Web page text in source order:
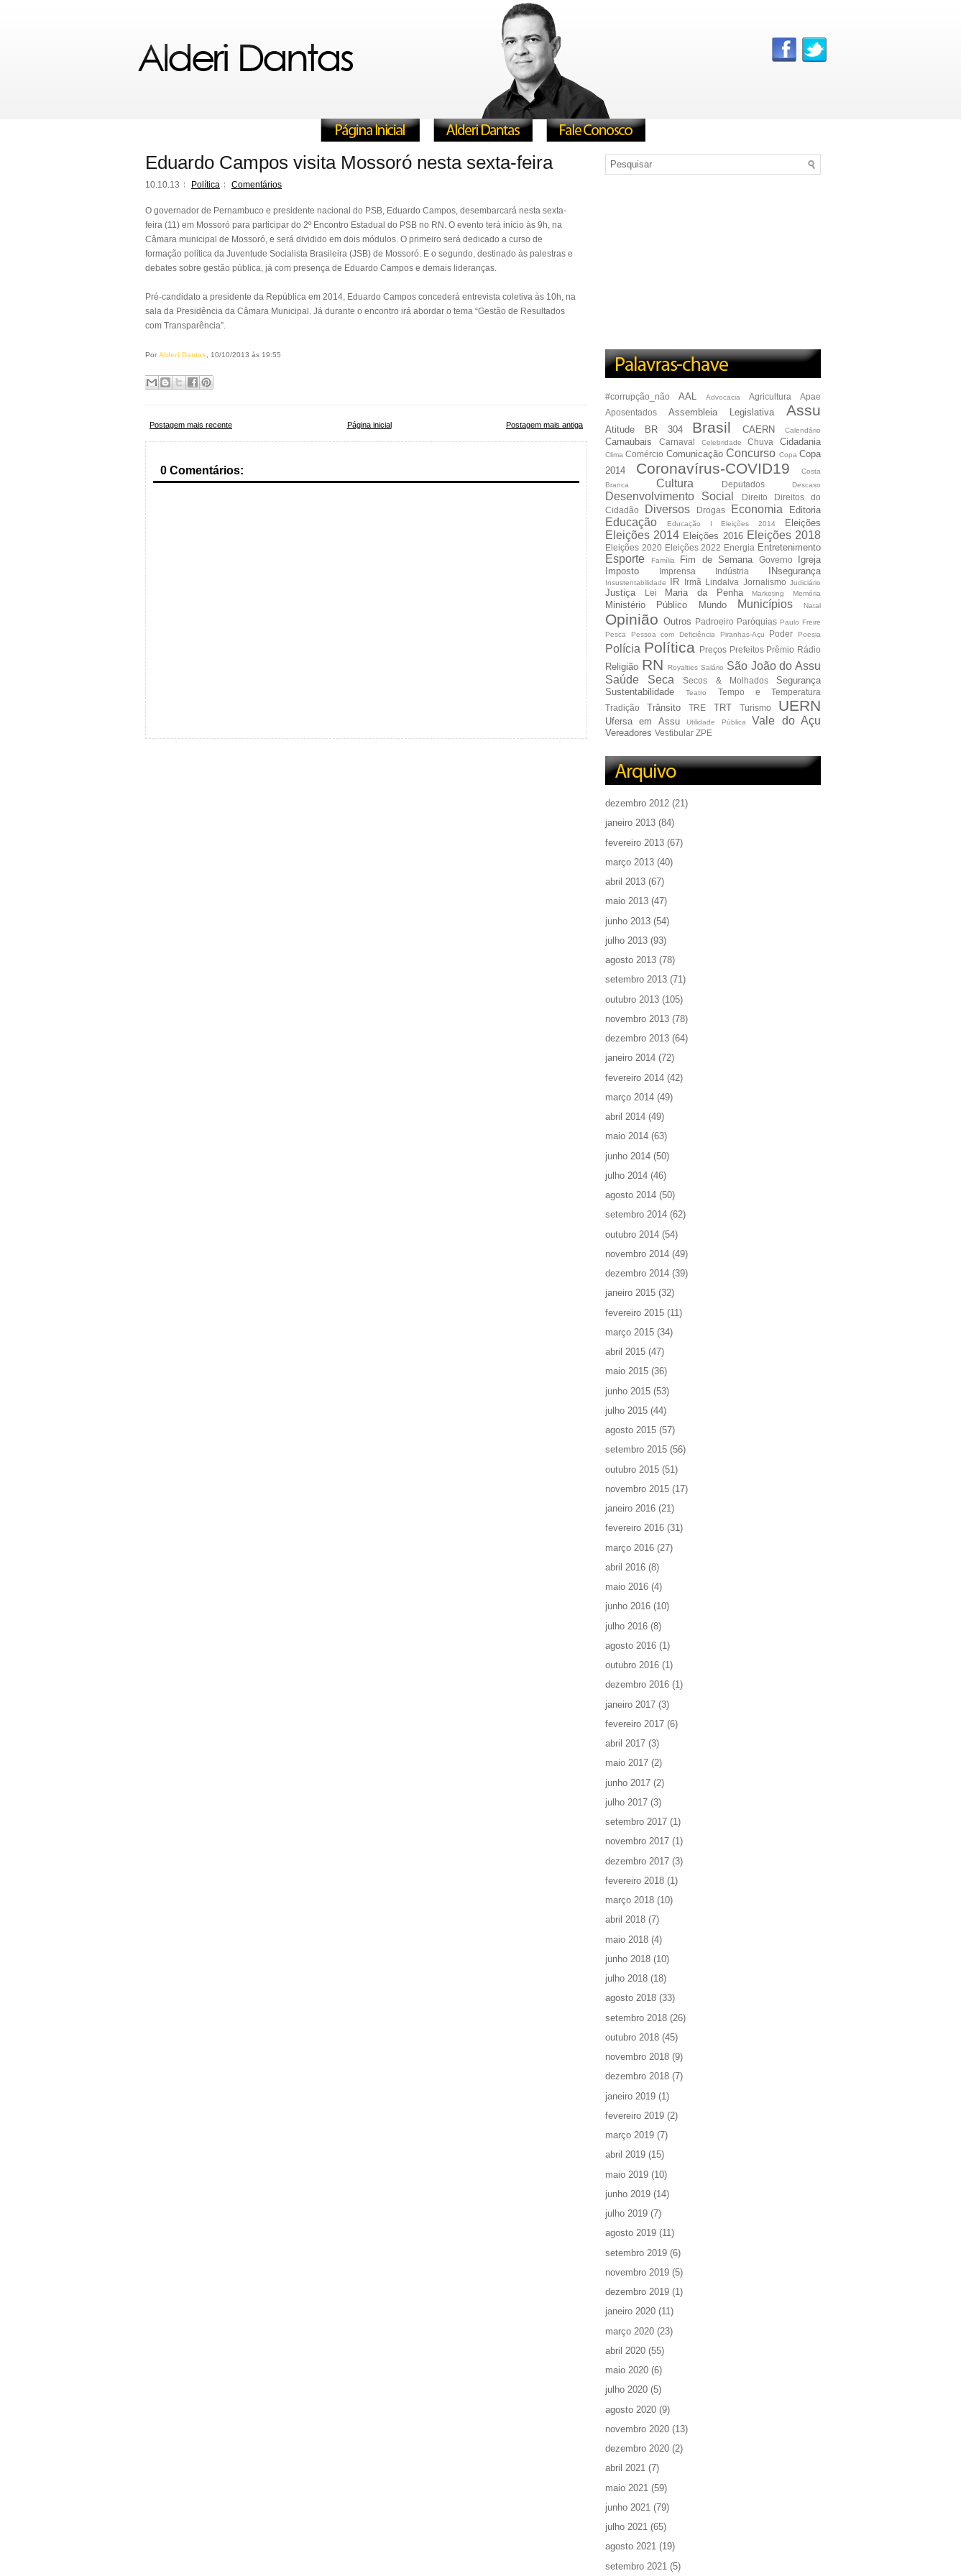
Eduardo Campos visita Mossoró nesta sexta-feira
10.10.13 Política Comentários
O governador de Pernambuco e presidente nacional do PSB, Eduardo Campos, desembarcará nesta sexta-
feira (11) em Mossoró para participar do 2º Encontro Estadual do PSB no RN. O evento terá início às 9h, na
Câmara municipal de Mossoró, e será dividido em dois módulos. O primeiro será dedicado a curso de
formação política da Juventude Socialista Brasileira (JSB) de Mossoró. E o segundo, destinado às palestras e
debates sobre gestão pública, já com presença de Eduardo Campos e demais lideranças.
Pré-candidato a presidente da República em 2014, Eduardo Campos concederá entrevista coletiva às 10h, na
sala da Presidência da Câmara Municipal. Já durante o encontro irá abordar o tema “Gestão de Resultados
com Transparência”.
Por Alderi Dantas , 10/10/2013 às 19:55
Postagem mais recente Postagem mais antiga
Página inicial
0 Comentários:
#corrupção_não AAL Advocacia Agricultura
Apae
Aposentados
Assembleia Legislativa Assu
Atitude BR 304 Brasil CAERN Calendário
Carnaubais Carnaval Celebridade Chuva Cidadania
Clima Comércio Comunicação Concurso Copa Copa
2014
Coronavírus-COVID19
Costa
Branca
Cultura Deputados Descaso
Desenvolvimento Social Direito
Direitos do
Cidadão
Diversos Drogas Economia Editoria
Educação Educação I Eleições 2014 Eleições
Eleições 2014 Eleições 2016 Eleições 2018
Eleições 2020 Eleições 2022 Energia Entretenimento
Esporte Família Fim de Semana Governo
Igreja
Imposto
Imprensa Indústria INsegurança
Insustentabilidade IR Irmã Lindalva Jornalismo Judiciário
Justiça Lei Maria da Penha Marketing Memória
Ministério Público Mundo Municípios Natal
Opinião Outros Padroeiro Paróquias Paulo Freire
Pesca
Pessoa com Deficiência Piranhas-Açu Poder Poesia
Polícia Política Preços Prefeitos Prêmio Rádio
Religião RN Royalties Salário São João do Assu
Saúde
Seca Secos & Molhados
Segurança
Sustentabilidade
Teatro
Tempo e Temperatura
Tradição
Trânsito TRE TRT Turismo UERN
Ufersa em Assu Utilidade Pública Vale do Açu
Vereadores Vestibular ZPE
dezembro 2012 (21)
janeiro 2013 (84)
fevereiro 2013 (67)
março 2013 (40)
abril 2013 (67)
maio 2013 (47)
junho 2013 (54)
julho 2013 (93)
agosto 2013 (78)
setembro 2013 (71)
outubro 2013 (105)
novembro 2013 (78)
dezembro 2013 (64)
janeiro 2014 (72)
fevereiro 2014 (42)
março 2014 (49)
abril 2014 (49)
maio 2014 (63)
junho 2014 (50)
julho 2014 (46)
agosto 2014 (50)
setembro 2014 (62)
outubro 2014 (54)
novembro 2014 (49)
dezembro 2014 (39)
janeiro 2015 (32)
fevereiro 2015 (11)
março 2015 (34)
abril 2015 (47)
maio 2015 (36)
junho 2015 (53)
julho 2015 (44)
agosto 2015 (57)
setembro 2015 (56)
outubro 2015 (51)
novembro 2015 (17)
janeiro 2016 (21)
fevereiro 2016 (31)
março 2016 (27)
abril 2016 (8)
maio 2016 (4)
junho 2016 (10)
julho 2016 (8)
agosto 2016 (1)
outubro 2016 (1)
dezembro 2016 (1)
janeiro 2017 (3)
fevereiro 2017 (6)
abril 2017 (3)
maio 2017 (2)
junho 2017 (2)
julho 2017 (3)
setembro 2017 (1)
novembro 2017 (1)
dezembro 2017 (3)
fevereiro 2018 (1)
março 2018 (10)
abril 2018 (7)
maio 2018 (4)
junho 2018 (10)
julho 2018 (18)
agosto 2018 (33)
setembro 2018 (26)
outubro 2018 (45)
novembro 2018 (9)
dezembro 2018 (7)
janeiro 2019 (1)
fevereiro 2019 (2)
março 2019 (7)
abril 2019 (15)
maio 2019 (10)
junho 2019 (14)
julho 2019 (7)
agosto 2019 (11)
setembro 2019 (6)
novembro 2019 (5)
dezembro 2019 (1)
janeiro 2020 (11)
março 2020 (23)
abril 2020 (55)
maio 2020 (6)
julho 2020 (5)
agosto 2020 (9)
novembro 2020 (13)
dezembro 2020 (2)
abril 2021 (7)
maio 2021 (59)
junho 2021 (79)
julho 2021 (65)
agosto 2021 (19)
setembro 2021 (5)